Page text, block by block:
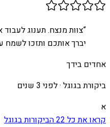
“צוות מנצח. תענוג
יברך אותכם ותזכו לשמח
אחדים בידך
ביקורת בגוגל ·לפני 3 שנים
א
קראו את כל22הביקורות בגוגל